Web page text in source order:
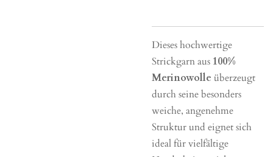
Dieses hochwertige
Strickgarn aus 100%
Merinowolle überzeugt
durch seine besonders
weiche, angenehme
Struktur und eignet sich
ideal für vielfältige